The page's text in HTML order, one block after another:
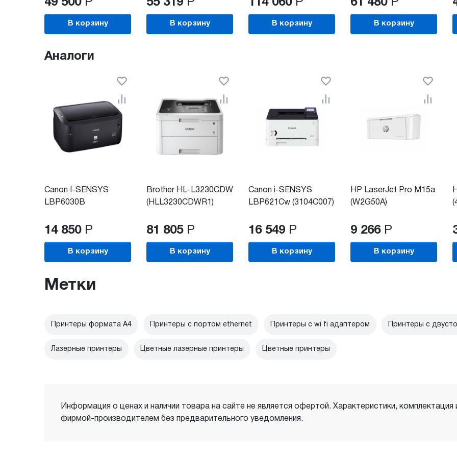
49 500 Р
В корзину
55 319 Р
В корзину
114 060 Р
В корзину
61 480 Р
В корзину
Аналоги
Canon I-SENSYS
LBP6030B
14 850 Р
В корзину
Brother HL-L3230CDW
(HLL3230CDWR1)
81 805 Р
В корзину
Canon i-SENSYS
LBP621Cw (3104C007)
16 549 Р
В корзину
HP LaserJet Pro M15a
(W2G50A)
9 266 Р
В корзину
Метки
Принтеры формата А4 Принтеры с портом ethernet Принтеры с wi fi адаптером Принтеры с
Лазерные принтеры Цветные лазерные принтеры Цветные принтеры
Информация о ценах и наличии товара на сайте не является офертой. Характеристики,
фирмой-производителем без предварительного уведомления.